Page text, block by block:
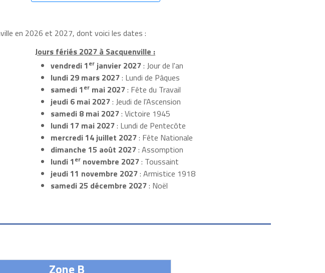
en 2026 et 2027, dont voici les dates :
Jours fériés 2027 à Sacquenville :
vendredi 1erjanvier 2027: Jour de l'an
lundi 29 mars 2027: Lundi de Pâques
samedi 1ermai 2027: Fête du Travail
jeudi 6 mai 2027: Jeudi de l'Ascension
samedi 8 mai 2027: Victoire 1945
lundi 17 mai 2027: Lundi de Pentecôte
mercredi 14 juillet 2027: Fête Nationale
dimanche 15 août 2027: Assomption
lundi 1ernovembre 2027: Toussaint
jeudi 11 novembre 2027: Armistice 1918
samedi 25 décembre 2027: Noël
Zone B